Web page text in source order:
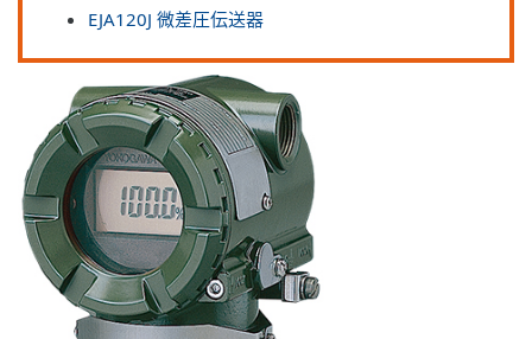
EJA120J 微差圧伝送器